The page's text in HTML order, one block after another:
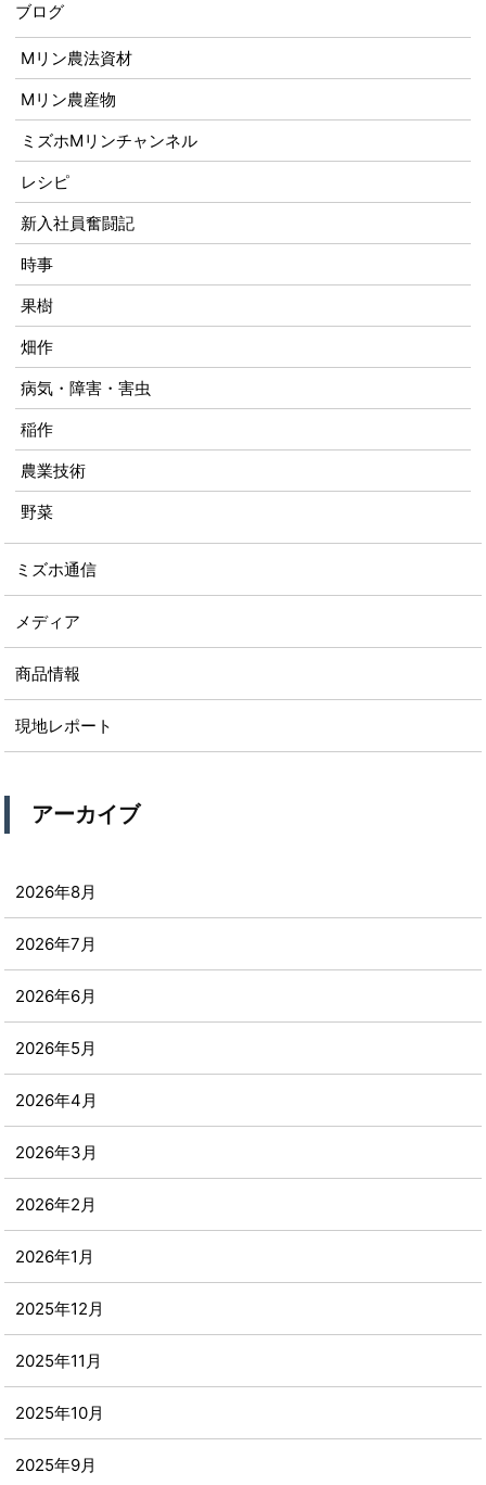
ブログ
Mリン農法資材
Mリン農産物
ミズホMリンチャンネル
レシピ
新入社員奮闘記
時事
果樹
畑作
病気・障害・害虫
稲作
農業技術
野菜
ミズホ通信
メディア
商品情報
現地レポート
アーカイブ
2026年8月
2026年7月
2026年6月
2026年5月
2026年4月
2026年3月
2026年2月
2026年1月
2025年12月
2025年11月
2025年10月
2025年9月